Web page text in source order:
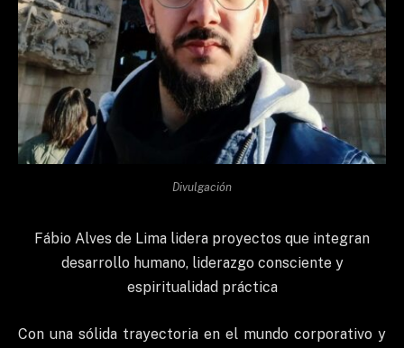
Divulgación
Fábio Alves de Lima lidera proyectos que integran
desarrollo humano, liderazgo consciente y
espiritualidad práctica
Con una sólida trayectoria en el mundo corporativo y